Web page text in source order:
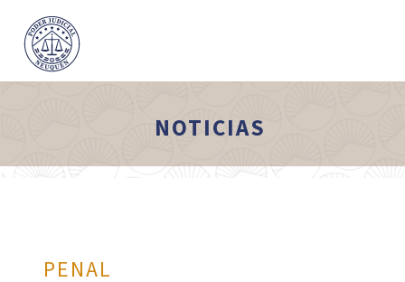
NOTICIAS
PENAL